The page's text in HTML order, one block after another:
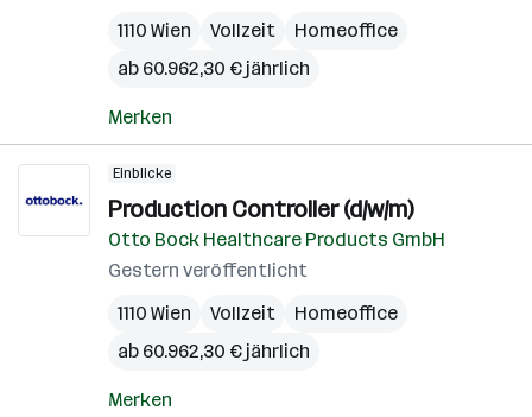
1110 Wien
Vollzeit
Homeoffice
ab 60.962,30 € jährlich
Merken
Einblicke
Production Controller (d/w/m)
Otto Bock Healthcare Products GmbH
Gestern veröffentlicht
1110 Wien
Vollzeit
Homeoffice
ab 60.962,30 € jährlich
Merken